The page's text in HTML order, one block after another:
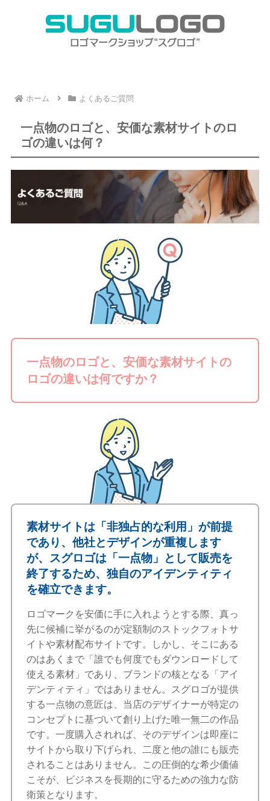
ホーム よくあるご質問
一点物のロゴと、安価な素材サイトのロ
ゴの違いは何？
一点物のロゴと、安価な素材サイトの
ロゴの違いは何ですか？
素材サイトは「非独占的な利用」が前提
であり、他社とデザインが重複します
が、スグロゴは「一点物」として販売を
終了するため、独自のアイデンティティ
を確立できます。
ロゴマークを安価に手に入れようとする際、真っ
先に候補に挙がるのが定額制のストックフォトサ
イトや素材配布サイトです。しかし、そこにある
のはあくまで「誰でも何度でもダウンロードして
使える素材」であり、ブランドの核となる「アイ
デンティティ」ではありません。スグロゴが提供
する一点物の意匠は、当店のデザイナーが特定の
コンセプトに基づいて創り上げた唯一無二の作品
です。一度購入されれば、そのデザインは即座に
サイトから取り下げられ、二度と他の誰にも販売
されることはありません。この圧倒的な希少価値
こそが、ビジネスを長期的に守るための強力な防
衛策となります。